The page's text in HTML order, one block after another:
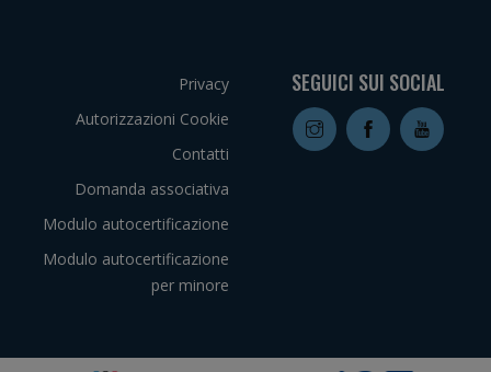
Privacy
Autorizzazioni Cookie
Contatti
Domanda associativa
Modulo autocertificazione
Modulo autocertificazione
per minore
SEGUICI SUI SOCIAL